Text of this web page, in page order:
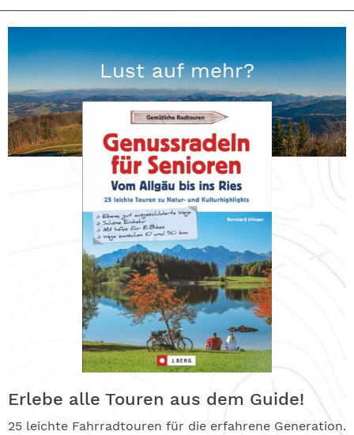
Lust auf mehr?
Erlebe alle Touren aus dem Guide!
25 leichte Fahrradtouren für die erfahrene Generation.